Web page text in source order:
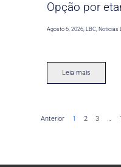
Opção por
Agosto 6, 2026 ,LBC Noticias
Leia mais
Anterior 1 2 3 …